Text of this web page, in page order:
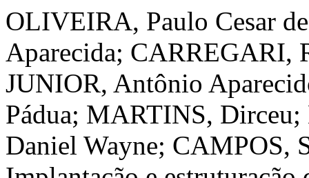
OLIVEIRA, Paulo Cesar
Aparecida; CARREGARI,
JUNIOR, Antônio
Pádua; MARTINS,
Daniel Wayne; CAMPOS,